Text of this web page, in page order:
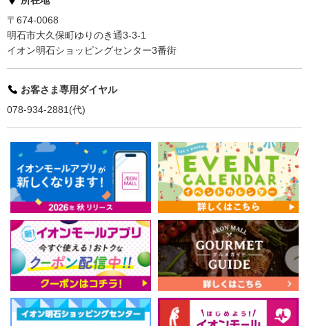
〒674-0068
明石市大久保町ゆりのき通3-3-1
イオン明石ショッピングセンター3番街
お客さま専用ダイヤル
078-934-2881(代)